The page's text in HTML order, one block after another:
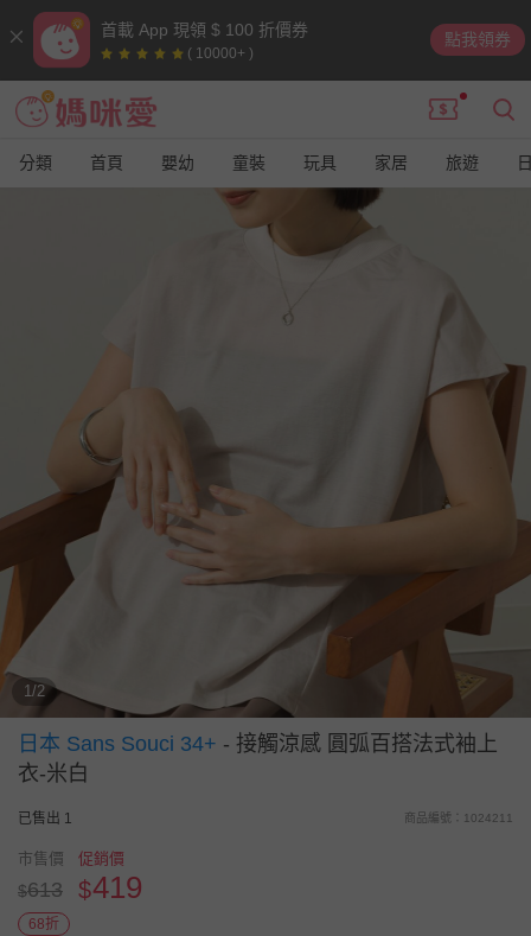
首載 App 現領 $ 100 折價券
( 10000+ )
點我領券
分類 首頁 嬰幼 童裝 玩具 家居 旅遊
1/2
日本 Sans Souci 34+ - 接觸涼感 圓弧百搭法式袖上
衣-米白
已售出 1 商品編號：1024211
市售價
$613
促銷價
$419
68折